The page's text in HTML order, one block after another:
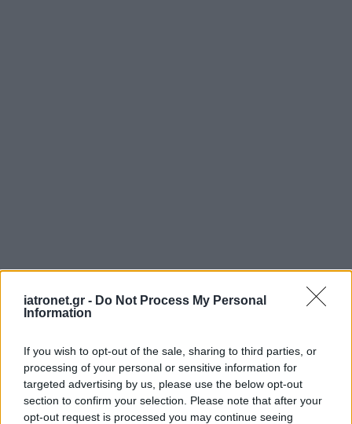
iatronet.gr - Do Not Process My Personal
Information
If you wish to opt-out of the sale, sharing to third parties, or
processing of your personal or sensitive information for
targeted advertising by us, please use the below opt-out
section to confirm your selection. Please note that after your
opt-out request is processed you may continue seeing